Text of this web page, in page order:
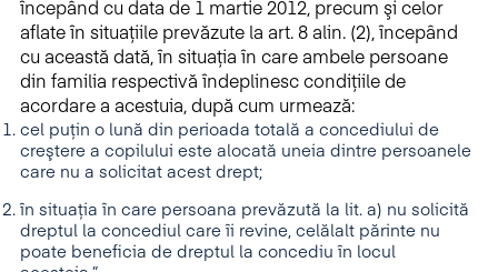
începând cu data de 1 martie 2012, precum şi celor
aflate în situaţiile prevăzute la art. 8 alin. (2), începând
cu această dată, în situaţia în care ambele persoane
din familia respectivă îndeplinesc condiţiile de
acordare a acestuia, după cum urmează:
cel puţin o lună din perioada totală a concediului de
creştere a copilului este alocată uneia dintre persoanele
care nu a solicitat acest drept;
în situaţia în care persoana prevăzută la lit. a) nu solicită
dreptul la concediul care îi revine, celălalt părinte nu
poate beneficia de dreptul la concediu în locul